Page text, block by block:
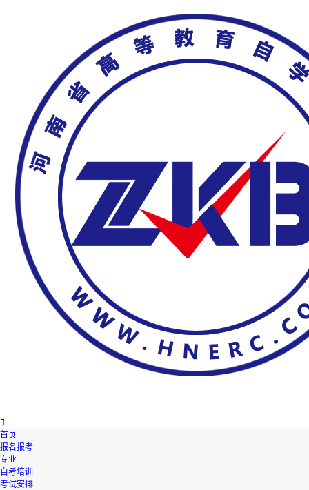

首页
报名报考
专业
自考培训
考试安排